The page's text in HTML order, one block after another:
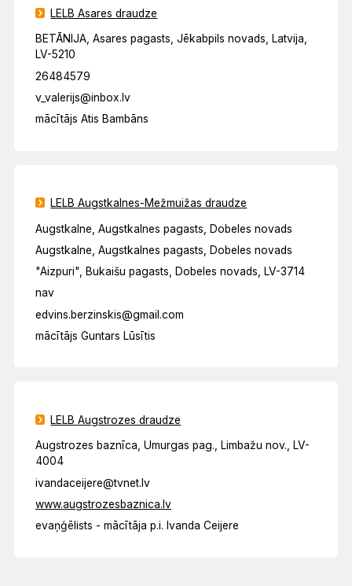
LELB Asares draudze
BETĀNIJA, Asares pagasts, Jēkabpils novads, Latvija,
LV-5210
26484579
v_valerijs@inbox.lv
mācītājs Atis Bambāns
LELB Augstkalnes-Mežmuižas draudze
Augstkalne, Augstkalnes pagasts, Dobeles novads
Augstkalne, Augstkalnes pagasts, Dobeles novads
"Aizpuri", Bukaišu pagasts, Dobeles novads, LV-3714
nav
edvins.berzinskis@gmail.com
mācītājs Guntars Lūsītis
LELB Augstrozes draudze
Augstrozes baznīca, Umurgas pag., Limbažu nov., LV-
4004
ivandaceijere@tvnet.lv
www.augstrozesbaznica.lv
evaņģēlists - mācītāja p.i. Ivanda Ceijere